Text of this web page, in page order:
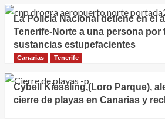
La Policía Nacional detiene en el
Tenerife-Norte a una persona por
sustancias estupefacientes
Canarias Tenerife
Cybell Kiessling,(Loro Parque),
cierre de playas en Canarias y